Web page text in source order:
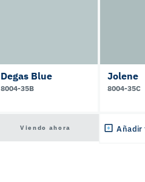
Degas Blue
8004-35B
Viendo ahora
Jolene
8004-35C
Añadir